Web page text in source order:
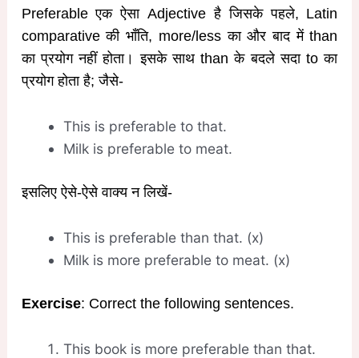
Preferable एक ऐसा Adjective है जिसके पहले, Latin
comparative की भाँति, more/less का और बाद में than
का प्रयोग नहीं होता। इसके साथ than के बदले सदा to का
प्रयोग होता है; जैसे-
This is preferable to that.
Milk is preferable to meat.
इसलिए ऐसे-ऐसे वाक्य न लिखें-
This is preferable than that. (x)
Milk is more preferable to meat. (x)
Exercise: Correct the following sentences.
This book is more preferable than that.